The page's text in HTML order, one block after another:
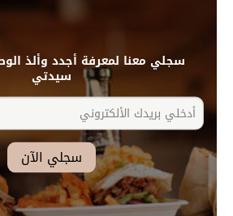
سجلي معنا لمعرفة أجدد وألذ
سيدتي